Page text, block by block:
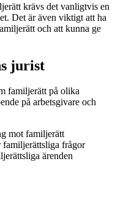
krävs det vanligtvis en
Det är även viktigt att ha
och att kunna ge
jurist
familjerätt på olika
på arbetsgivare och
mot familjerätt
familjerättsliga frågor
ärenden